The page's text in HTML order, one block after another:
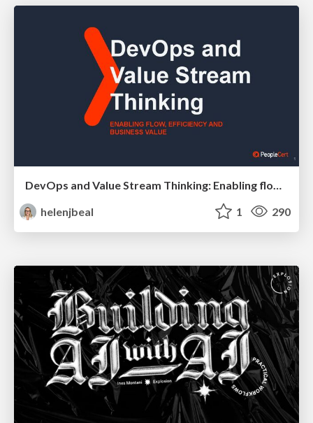
helenjbeal
1 290